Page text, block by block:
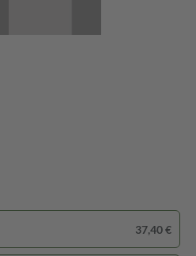
37,40 €